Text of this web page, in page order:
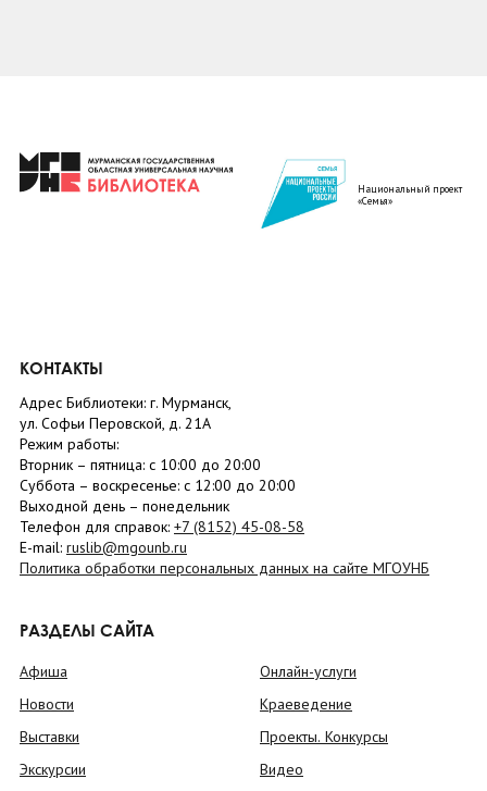
Национальный проект
«Семья»
КОНТАКТЫ
Адрес Библиотеки: г. Мурманск,
ул. Софьи Перовской, д. 21А
Режим работы:
Вторник – пятница: с 10:00 до 20:00
Суббота – воскресенье: c 12:00 до 20:00
Выходной день – понедельник
Телефон для справок: +7 (8152) 45-08-58
E-mail: ruslib@mgounb.ru
Политика обработки персональных данных на сайте МГОУНБ
РАЗДЕЛЫ САЙТА
Афиша
Новости
Выставки
Экскурсии
Онлайн-услуги
Краеведение
Проекты. Конкурсы
Видео